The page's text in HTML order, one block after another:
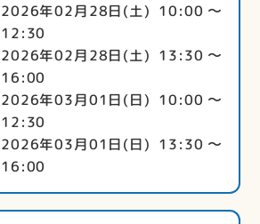
2026年02月28日(土) 10:00 〜
12:30
2026年02月28日(土) 13:30 〜
16:00
2026年03月01日(日) 10:00 〜
12:30
2026年03月01日(日) 13:30 〜
16:00